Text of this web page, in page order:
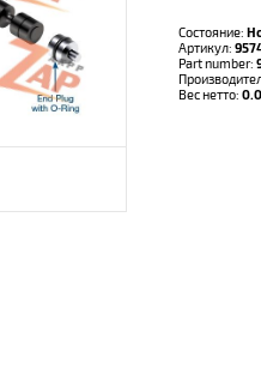
Состояние:
Артикул:
Part number:
Вес нетто: